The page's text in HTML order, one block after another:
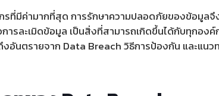
ที่มีค่ามากที่สุด การรักษาความปลอดภัยของข้อมูล
รละเมิดข้อมูล เป็นสิ่งที่สามารถเกิดขึ้นได้กับทุกอง
อันตรายจาก Data Breach วิธีการป้องกัน และแน